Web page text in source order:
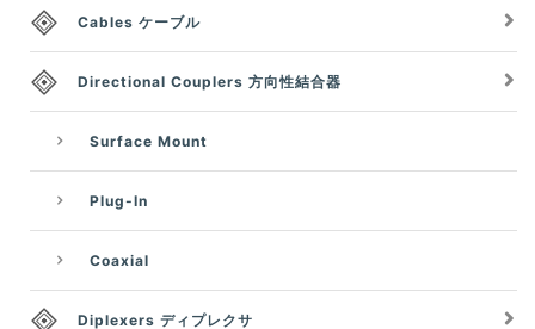
Cables ケーブル
Directional Couplers 方向性結合器
Surface Mount
Plug-In
Coaxial
Diplexers ディプレクサ